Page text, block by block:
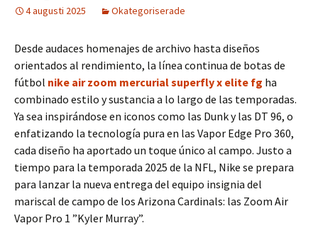
4 augusti 2025 Okategoriserade
Desde audaces homenajes de archivo hasta diseños
orientados al rendimiento, la línea continua de botas de
fútbol nike air zoom mercurial superfly x elite fg ha
combinado estilo y sustancia a lo largo de las temporadas.
Ya sea inspirándose en iconos como las Dunk y las DT 96, o
enfatizando la tecnología pura en las Vapor Edge Pro 360,
cada diseño ha aportado un toque único al campo. Justo a
tiempo para la temporada 2025 de la NFL, Nike se prepara
para lanzar la nueva entrega del equipo insignia del
mariscal de campo de los Arizona Cardinals: las Zoom Air
Vapor Pro 1 ”Kyler Murray”.